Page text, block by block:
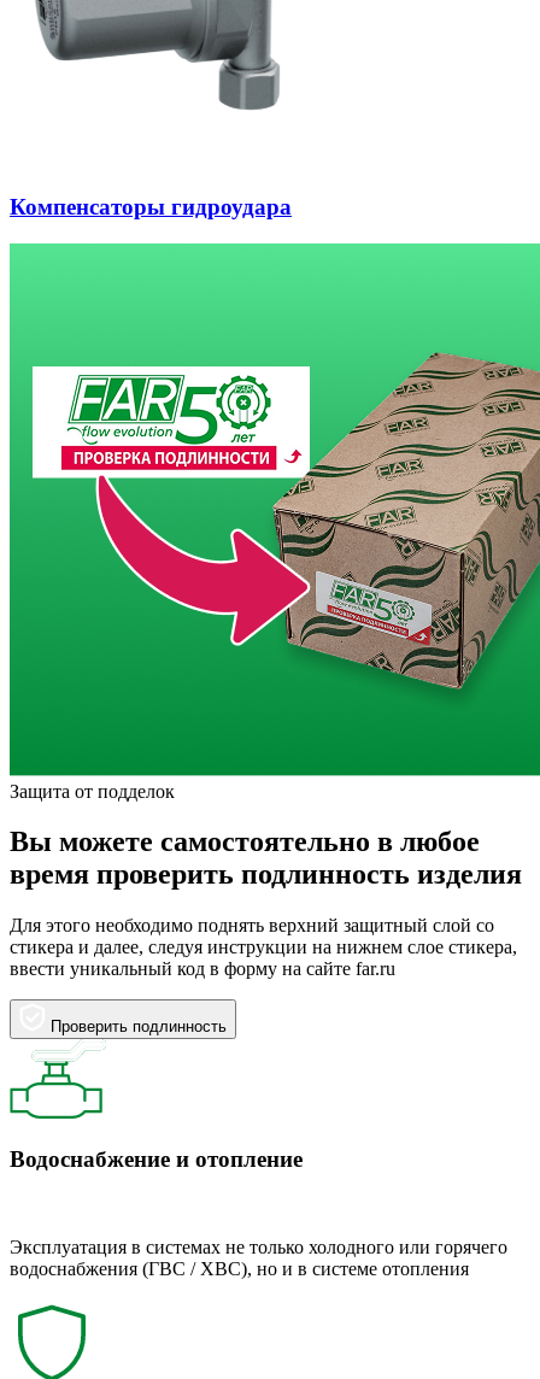
Компенсаторы гидроудара
Защита от подделок
Вы можете самостоятельно в любое
время проверить подлинность изделия
Для этого необходимо поднять верхний защитный слой со
стикера и далее, следуя инструкции на нижнем слое стикера,
ввести уникальный код в форму на сайте far.ru
Проверить подлинность
Водоснабжение и отопление
Эксплуатация в системах не только холодного или горячего
водоснабжения (ГВС / ХВС), но и в системе отопления